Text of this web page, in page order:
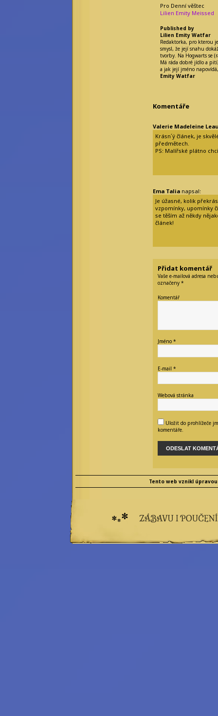
Pro Denní věštec
Lilien Emity Meissed
Published by
Lilien Emity Watfar
Redaktorka, pro kterou
smysl, že její snahu
tvorby. Na Hogwarts se
Má ráda dobré jídlo a
a jak její jméno
Emity Watfar
Komentáře
Valerie Madeleine
Krásn´ý článek, je
předmětech.
PS: Malířské plátno
Ema Talia napsal:
Je úžasné, kolik
vzpomínky, upomínky
se těším až někdy
článek!
Přidat komentář
Vaše e-mailová adresa
označeny *
Komentář
Jméno *
E-mail *
Webová stránka
Uložit do prohlížeče
komentáře.
Tento web vznikl